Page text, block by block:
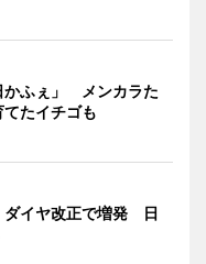
かふぇ」 メンカラた
たイチゴも
ダイヤ改正で増発 日